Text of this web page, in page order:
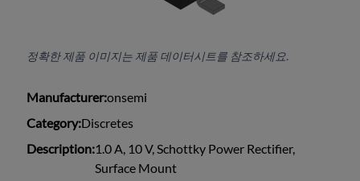
정확한 제품 이미지는 제품 데이터시트를 참조하세요.
Manufacturer:onsemi
Category:Discretes
Description:1.0 A, 10 V, Schottky Power Rectifier,
Surface Mount